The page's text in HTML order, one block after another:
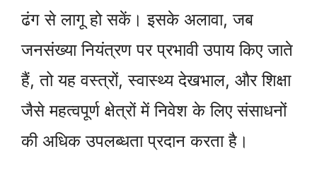
ढंग से लागू हो सकें। इसके अलावा, जब
जनसंख्या नियंत्रण पर प्रभावी उपाय किए जाते
हैं, तो यह वस्त्रों, स्वास्थ्य देखभाल, और शिक्षा
जैसे महत्वपूर्ण क्षेत्रों में निवेश के लिए संसाधनों
की अधिक उपलब्धता प्रदान करता है।